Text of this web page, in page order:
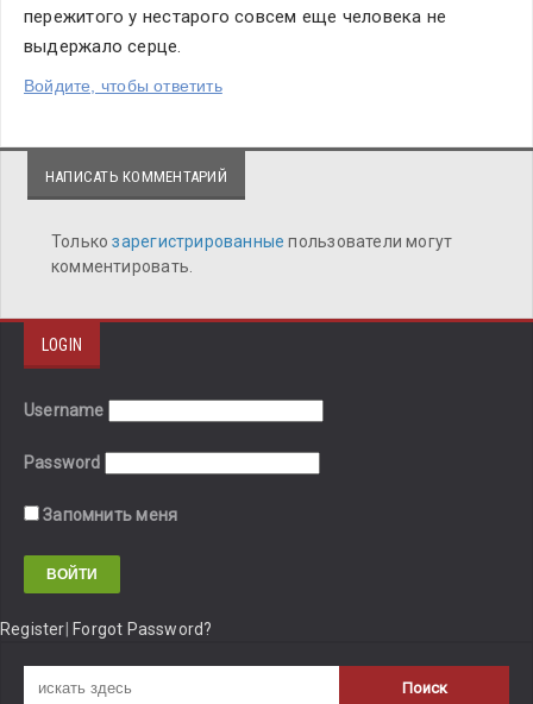
пережитого у нестарого совсем еще человека не
выдержало серце.
Войдите, чтобы ответить
НАПИСАТЬ КОММЕНТАРИЙ
Толькозарегистрированныепользователи могут
комментировать.
LOGIN
Username
Password
Запомнить меня
Register Forgot Password?